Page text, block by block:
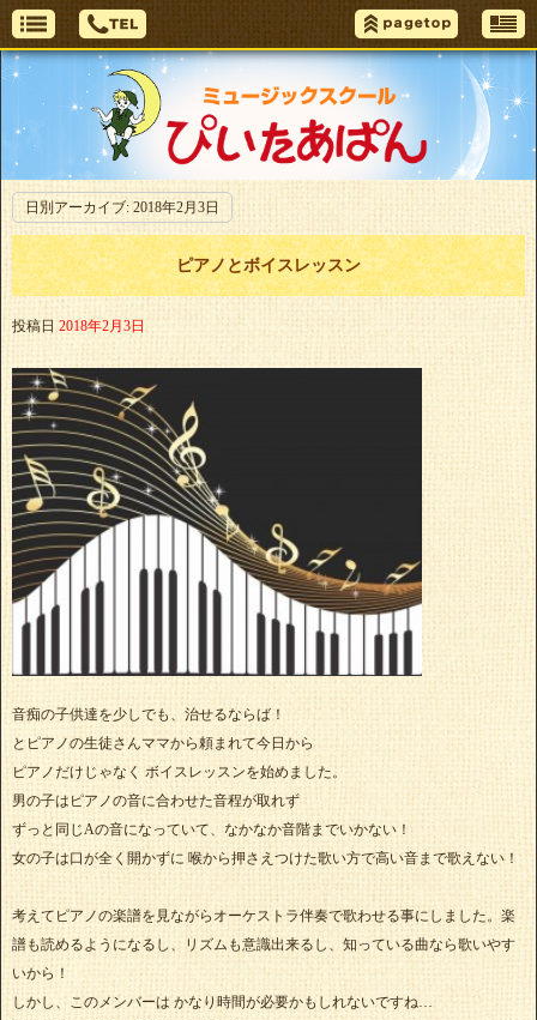
日別アーカイブ: 2018年2月3日
ピアノとボイスレッスン
投稿日 2018年2月3日
音痴の子供達を少しでも、治せるならば！
とピアノの生徒さんママから頼まれて今日から
ピアノだけじゃなく ボイスレッスンを始めました。
男の子はピアノの音に合わせた音程が取れず
ずっと同じAの音になっていて、なかなか音階までいかない！
女の子は口が全く開かずに 喉から押さえつけた歌い方で高い音まで歌えない！
考えてピアノの楽譜を見ながらオーケストラ伴奏で歌わせる事にしました。楽
譜も読めるようになるし、リズムも意識出来るし、知っている曲なら歌いやす
いから！
しかし、このメンバーは かなり時間が必要かもしれないですね…